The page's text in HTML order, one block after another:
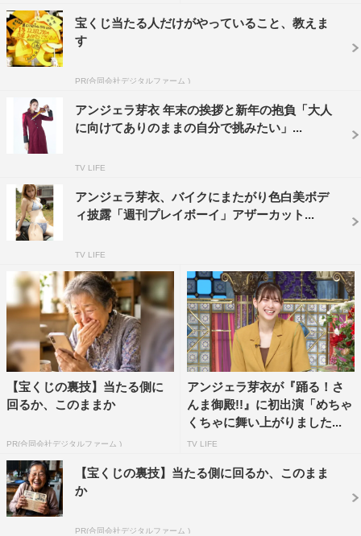
宝くじ当たる人だけがやっていること、教えま
す
PR(合同会社デジタルファーム )
アンジェラ芽衣 年末の挨拶と新年の抱負「大人
に向けてありのままの自分で挑みたい」...
TV LIFE
アンジェラ芽衣、バイクにまたがり色白美ボデ
ィ披露「週刊プレイボーイ」アザーカット...
TV LIFE
【宝くじの裏技】当たる側に
回るか、このままか
PR(合同会社デジタルファーム )
アンジェラ芽衣が『踊る！さ
んま御殿!!』に初出演「めちゃ
くちゃに舞い上がりました...
TV LIFE
【宝くじの裏技】当たる側に回るか、このまま
か
PR(合同会社デジタルファーム )